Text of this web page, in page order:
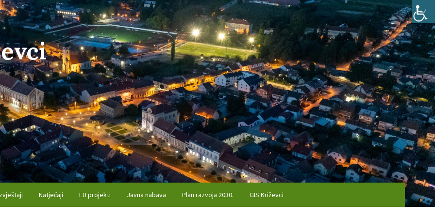
Natječaji EU projekti Javna nabava Plan razvoja 2030. GIS Križevci